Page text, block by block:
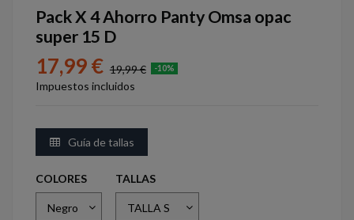
Pack X 4 Ahorro Panty Omsa opac
super 15 D
17,99 € 19,99 € -10%
Impuestos incluidos
Guía de tallas
COLORES TALLAS